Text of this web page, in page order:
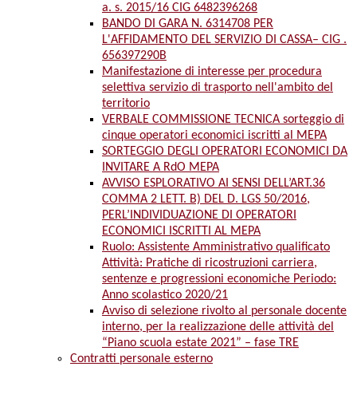
a. s. 2015/16 CIG 6482396268
BANDO DI GARA N. 6314708 PER
L'AFFIDAMENTO DEL SERVIZIO DI CASSA– CIG .
656397290B
Manifestazione di interesse per procedura
selettiva servizio di trasporto nell'ambito del
territorio
VERBALE COMMISSIONE TECNICA sorteggio di
cinque operatori economici iscritti al MEPA
SORTEGGIO DEGLI OPERATORI ECONOMICI DA
INVITARE A RdO MEPA
AVVISO ESPLORATIVO AI SENSI DELL’ART.36
COMMA 2 LETT. B) DEL D. LGS 50/2016,
PERL’INDIVIDUAZIONE DI OPERATORI
ECONOMICI ISCRITTI AL MEPA
Ruolo: Assistente Amministrativo qualificato
Attività: Pratiche di ricostruzioni carriera,
sentenze e progressioni economiche Periodo:
Anno scolastico 2020/21
Avviso di selezione rivolto al personale docente
interno, per la realizzazione delle attività del
“Piano scuola estate 2021” – fase TRE
Contratti personale esterno